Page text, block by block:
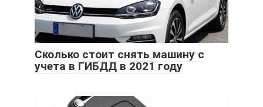
Cколько стоит снять машину с
учета в ГИБДД в 2021 году